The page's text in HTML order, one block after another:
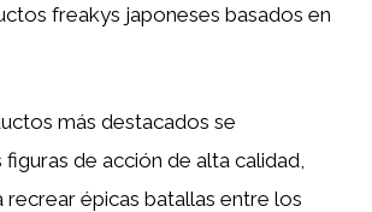
freakys japoneses basados en
más destacados se
figuras de acción de alta calidad,
recrear épicas batallas entre los